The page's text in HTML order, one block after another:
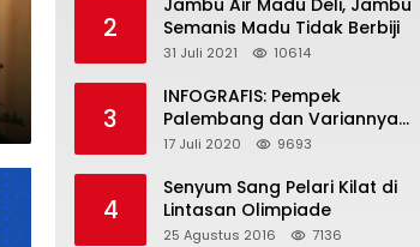
2
Jambu Air Madu Deli, Jambu
Semanis Madu Tidak Berbiji
31 Juli 2021 10614
3
INFOGRAFIS: Pempek
Palembang dan Variannya
yang Melegenda
17 Juli 2020 9693
4
Senyum Sang Pelari Kilat di
Lintasan Olimpiade
25 Agustus 2016 7136